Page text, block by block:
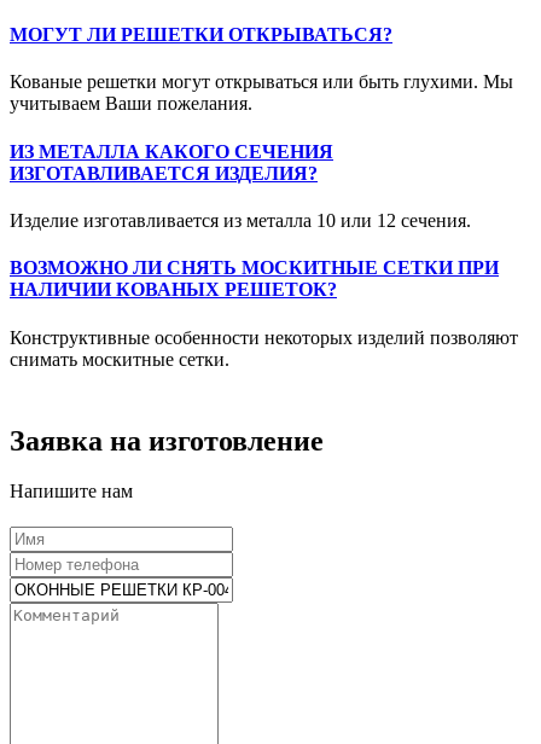
МОГУТ ЛИ РЕШЕТКИ ОТКРЫВАТЬСЯ?
Кованые решетки могут открываться или быть глухими. Мы
учитываем Ваши пожелания.
ИЗ МЕТАЛЛА КАКОГО СЕЧЕНИЯ
ИЗГОТАВЛИВАЕТСЯ ИЗДЕЛИЯ?
Изделие изготавливается из металла 10 или 12 сечения.
ВОЗМОЖНО ЛИ СНЯТЬ МОСКИТНЫЕ СЕТКИ ПРИ
НАЛИЧИИ КОВАНЫХ РЕШЕТОК?
Конструктивные особенности некоторых изделий позволяют
снимать москитные сетки.
Заявка на изготовление
Напишите нам